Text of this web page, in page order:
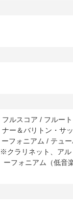
フルスコア / フルー
ナー＆バリトン・サ
ーフォニアム / テュ
※クラリネット、アル
ーフォニアム（低音